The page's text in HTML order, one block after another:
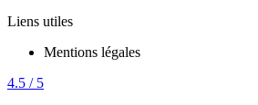
Liens utiles
Mentions légales
4.5 / 5